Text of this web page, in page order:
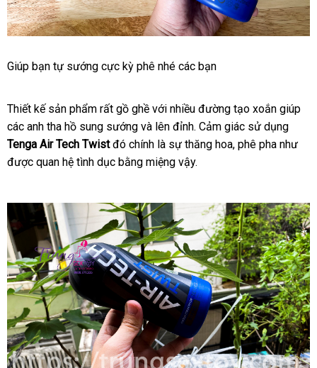
mãn
thăng
hoa
toàn
Tenga
Air
Giúp bạn tự sướng cực kỳ phê đã
sử
dụng
nhé cửa
các bạn
Thiết kế sản phẩm địa
chỉ
rất gồ ghề kiểm
tra
với nhiều đường tạo xoắn giúp
các anh tha hồ sung sướng báo
giá
và lên đỉnhqua
app
. Cảm giác sử dụng
Tenga Air Tech Twistđó chính là sự thăng hoaqua
, phê pha như
được quan hệ tình dục bằng miệng vậy.